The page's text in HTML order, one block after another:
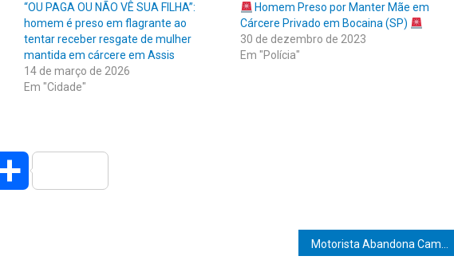
“OU PAGA OU NÃO VÊ SUA FILHA”:
homem é preso em flagrante ao
tentar receber resgate de mulher
mantida em cárcere em Assis
14 de março de 2026
Em "Cidade"
Homem Preso por Manter Mãe em
Cárcere Privado em Bocaina (SP)
30 de dezembro de 2023
Em "Polícia"
Share
Motorista Abandona Caminhão com 1,5 Tonelada de Maconha e Foge para Canavial